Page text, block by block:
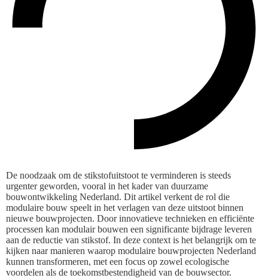
De noodzaak om de stikstofuitstoot te verminderen is steeds
urgenter geworden, vooral in het kader van duurzame
bouwontwikkeling Nederland. Dit artikel verkent de rol die
modulaire bouw speelt in het verlagen van deze uitstoot binnen
nieuwe bouwprojecten. Door innovatieve technieken en efficiënte
processen kan modulair bouwen een significante bijdrage leveren
aan de reductie van stikstof. In deze context is het belangrijk om te
kijken naar manieren waarop modulaire bouwprojecten Nederland
kunnen transformeren, met een focus op zowel ecologische
voordelen als de toekomstbestendigheid van de bouwsector.